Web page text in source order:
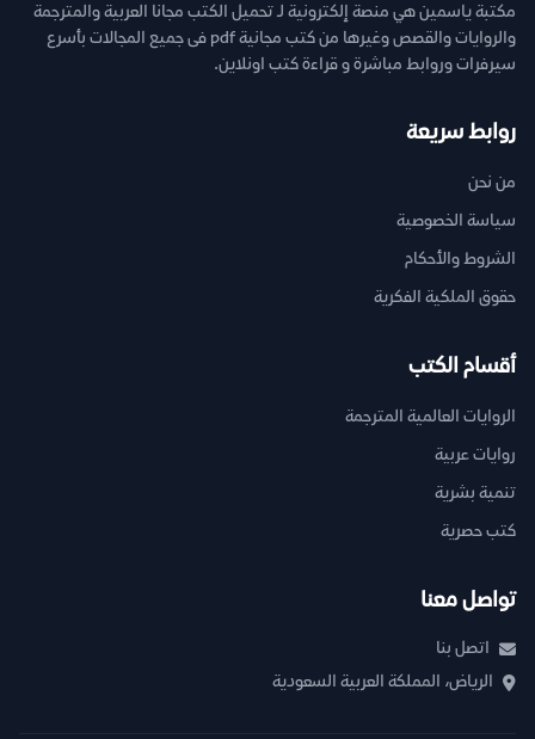
مكتبة ياسمين هي منصة إلكترونية لـ تحميل الكتب مجانا العربية والمترجمة
والروايات والقصص وغيرها من كتب مجانية pdf فى جميع المجالات بأسرع
سيرفرات وروابط مباشرة و قراءة كتب اونلاين.
روابط سريعة
من نحن
سياسة الخصوصية
الشروط والأحكام
حقوق الملكية الفكرية
أقسام الكتب
الروايات العالمية المترجمة
روايات عربية
تنمية بشرية
كتب حصرية
تواصل معنا
اتصل بنا
الرياض، المملكة العربية السعودية